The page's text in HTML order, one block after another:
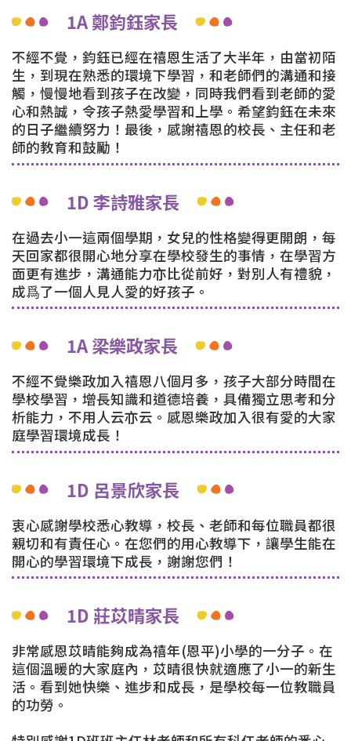
1A 鄭鈞鈺家長
不經不覺，鈞鈺已經在禧恩生活了大半年，由當初陌
生，到現在熟悉的環境下學習，和老師們的溝通和接
觸，慢慢地看到孩子在改變，同時我們看到老師的愛
心和熱誠，令孩子熱愛學習和上學。希望鈞鈺在未來
的日子繼續努力！最後，感謝禧恩的校長、主任和老
師的教育和鼓勵！
1D 李詩雅家長
在過去小一這兩個學期，女兒的性格變得更開朗，每
天回家都很開心地分享在學校發生的事情，在學習方
面更有進步，溝通能力亦比從前好，對別人有禮貌，
成爲了一個人見人愛的好孩子。
1A 梁樂政家長
不經不覺樂政加入禧恩八個月多，孩子大部分時間在
學校學習，增長知識和道德培養，具備獨立思考和分
析能力，不用人云亦云。感恩樂政加入很有愛的大家
庭學習環境成長！
1D 呂景欣家長
衷心感謝學校悉心教導，校長、老師和每位職員都很
親切和有責任心。在您們的用心教導下，讓學生能在
開心的學習環境下成長，謝謝您們！
1D 莊苡晴家長
非常感恩苡晴能夠成為禧年(恩平)小學的一分子。在
這個溫暖的大家庭內，苡晴很快就適應了小一的新生
活。看到她快樂、進步和成長，是學校每一位教職員
的功勞。